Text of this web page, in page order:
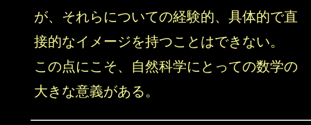
が、それらについての経験的、具体的で直
接的なイメージを持つことはできない。
この点にこそ、自然科学にとっての数学の
大きな意義がある。